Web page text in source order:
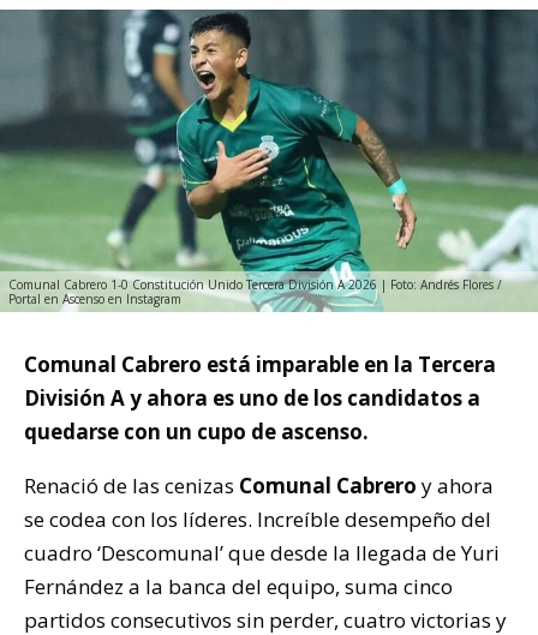
Comunal Cabrero 1-0 Constitución Unido Tercera División A 2026 | Foto: Andrés Flores /
Portal en Ascenso en Instagram
Comunal Cabrero está imparable en la Tercera
División A y ahora es uno de los candidatos a
quedarse con un cupo de ascenso.
Renació de las cenizas Comunal Cabrero y ahora
se codea con los líderes. Increíble desempeño del
cuadro ‘Descomunal’ que desde la llegada de Yuri
Fernández a la banca del equipo, suma cinco
partidos consecutivos sin perder, cuatro victorias y